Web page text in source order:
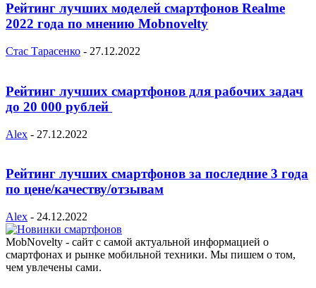
Рейтинг лучших моделей смартфонов Realme
2022 года по мнению Mobnovelty
Стас Тарасенко - 27.12.2022
Рейтинг лучших смартфонов для рабочих задач
до 20 000 рублей
Alex - 27.12.2022
Рейтинг лучших смартфонов за последние 3 года
по цене/качеству/отзывам
Alex - 24.12.2022
MobNovelty - сайт с самой актуальной информацией о
смартфонах и рынке мобильной техники. Мы пишем о том,
чем увлечены сами.